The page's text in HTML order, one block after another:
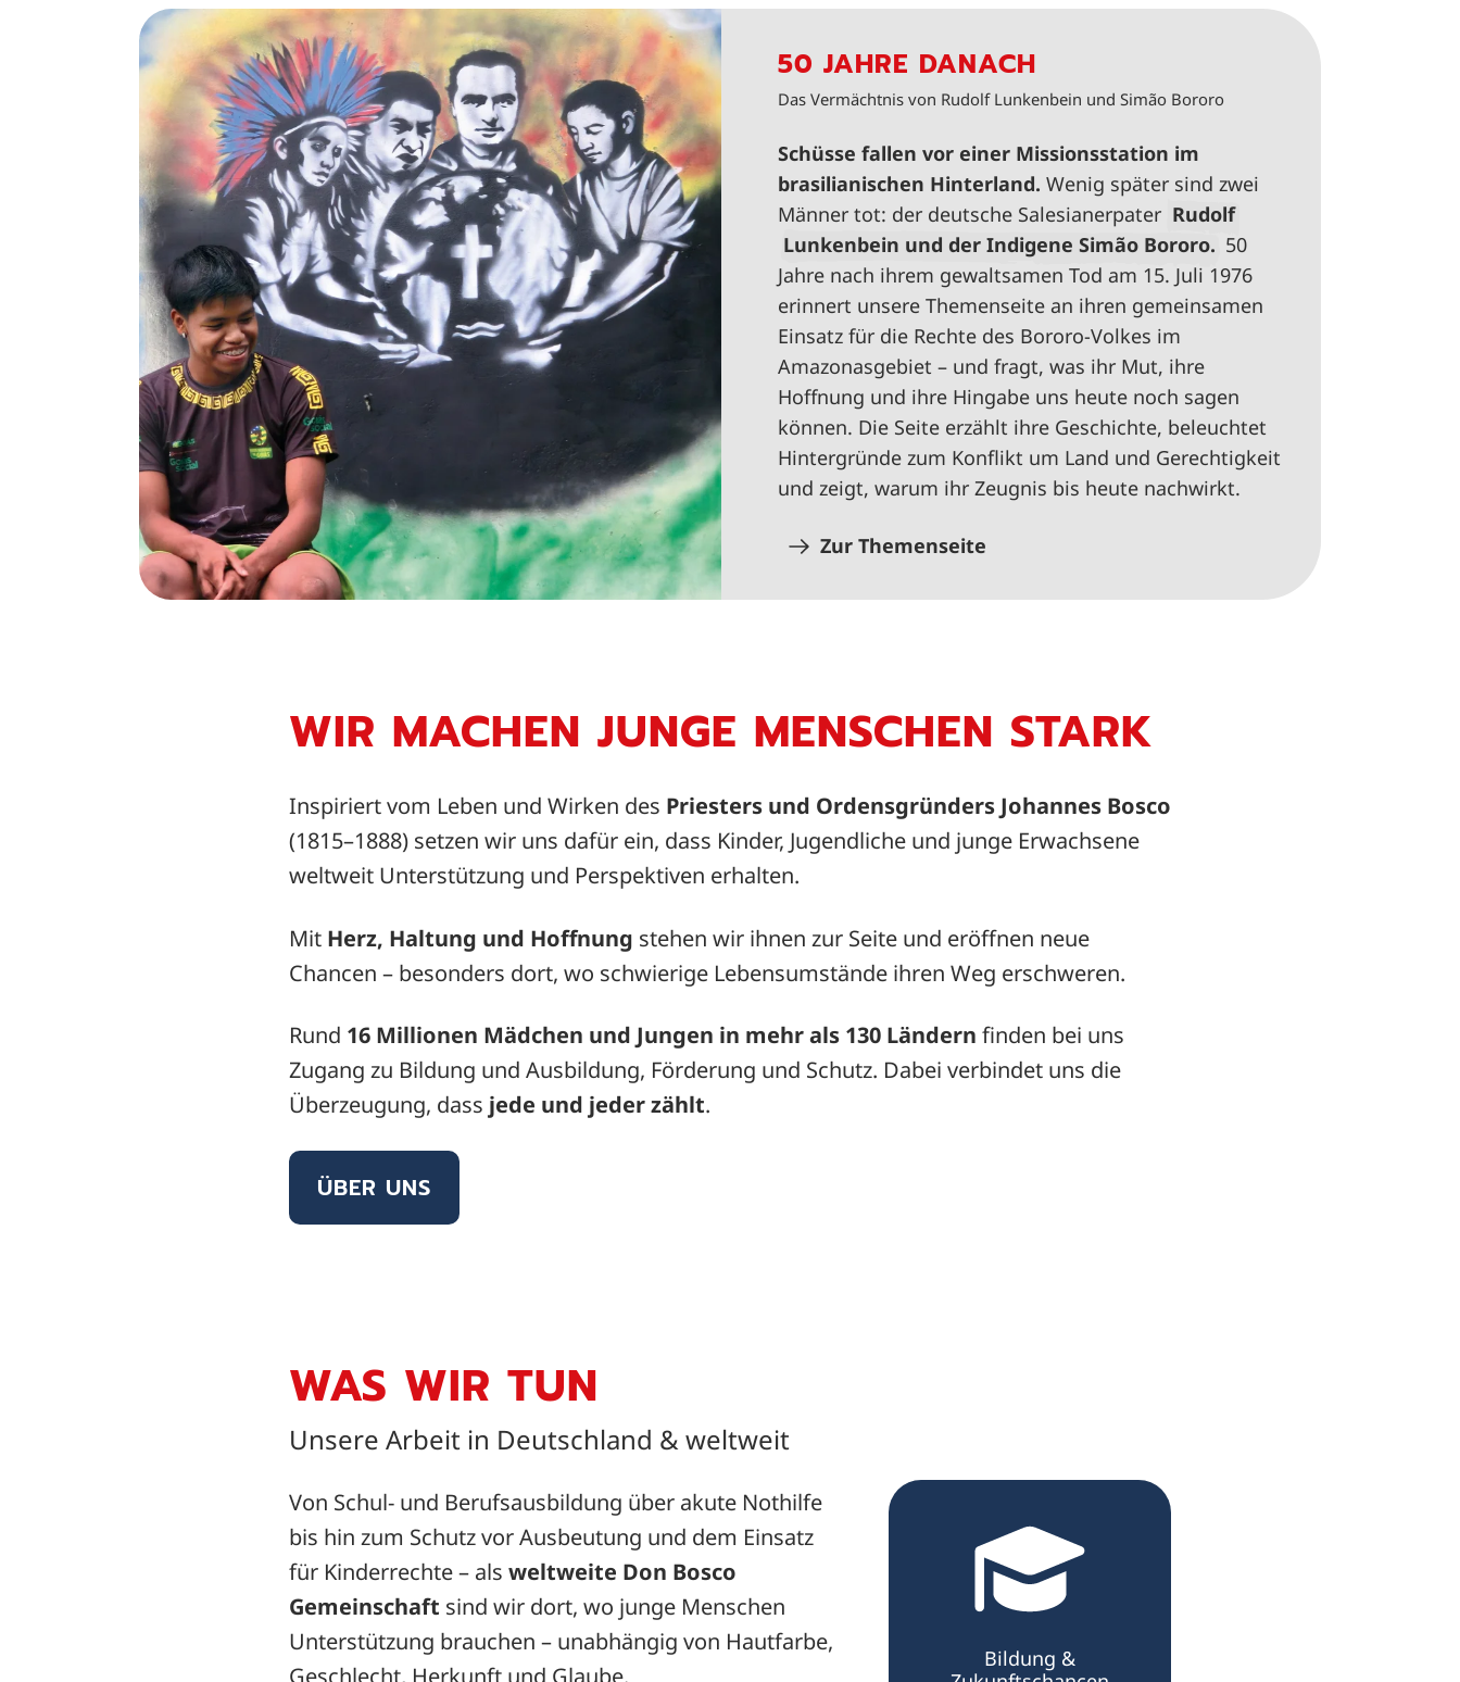
50 JAHRE DANACH
Das Vermächtnis von Rudolf Lunkenbein und Simão Bororo
Schüsse fallen vor einer Missionsstation im
brasilianischen Hinterland. Wenig später sind zwei
Männer tot: der deutsche Salesianerpater Rudolf
Lunkenbein und der Indigene Simão Bororo. 50
Jahre nach ihrem gewaltsamen Tod am 15. Juli 1976
erinnert unsere Themenseite an ihren gemeinsamen
Einsatz für die Rechte des Bororo-Volkes im
Amazonasgebiet – und fragt, was ihr Mut, ihre
Hoffnung und ihre Hingabe uns heute noch sagen
können. Die Seite erzählt ihre Geschichte, beleuchtet
Hintergründe zum Konflikt um Land und Gerechtigkeit
und zeigt, warum ihr Zeugnis bis heute nachwirkt.
Zur Themenseite
WIR MACHEN JUNGE MENSCHEN STARK
Inspiriert vom Leben und Wirken des Priesters und Ordensgründers Johannes Bosco
(1815–1888) setzen wir uns dafür ein, dass Kinder, Jugendliche und junge Erwachsene
weltweit Unterstützung und Perspektiven erhalten.
Mit Herz, Haltung und Hoffnung stehen wir ihnen zur Seite und eröffnen neue
Chancen – besonders dort, wo schwierige Lebensumstände ihren Weg erschweren.
Rund 16 Millionen Mädchen und Jungen in mehr als 130 Ländern finden bei uns
Zugang zu Bildung und Ausbildung, Förderung und Schutz. Dabei verbindet uns die
Überzeugung, dass jede und jeder zählt.
ÜBER UNS
WAS WIR TUN
Unsere Arbeit in Deutschland & weltweit
Von Schul- und Berufsausbildung über akute Nothilfe
bis hin zum Schutz vor Ausbeutung und dem Einsatz
für Kinderrechte – als weltweite Don Bosco
Gemeinschaft sind wir dort, wo junge Menschen
Unterstützung brauchen – unabhängig von Hautfarbe,
Geschlecht, Herkunft und Glaube.
Bildung &